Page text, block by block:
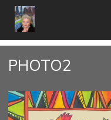
PHOTO2